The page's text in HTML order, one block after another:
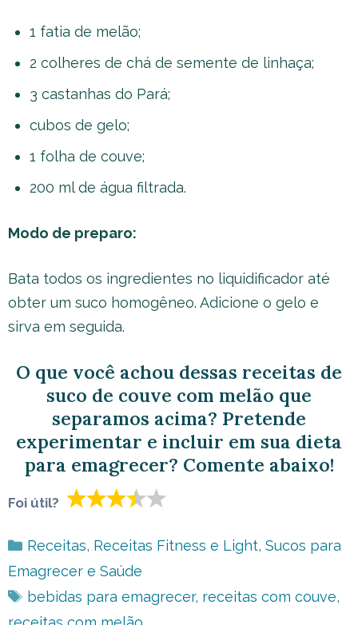
1 fatia de melão;
2 colheres de chá de semente de linhaça;
3 castanhas do Pará;
cubos de gelo;
1 folha de couve;
200 ml de água filtrada.
Modo de preparo:
Bata todos os ingredientes no liquidificador até
obter um suco homogêneo. Adicione o gelo e
sirva em seguida.
O que você achou dessas receitas de
suco de couve com melão que
separamos acima? Pretende
experimentar e incluir em sua dieta
para emagrecer? Comente abaixo!
Foi útil?
Categorias
Receitas, Receitas Fitness e Light, Sucos para
Emagrecer e Saúde
Tags
bebidas para emagrecer, receitas com couve,